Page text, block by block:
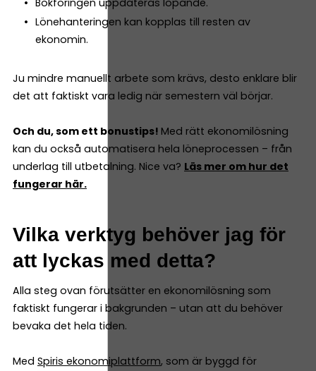
Lönehanteringen kan kopplas till resten av
ekonomin.
Ju mindre manuellt arbete som krävs, desto enklare blir
det att faktiskt vara ledig när semestern väl börjar.
Och du, som ett bonustips! Med rätt ekonomilösning
kan du också automatisera hela löneprocessen – från
underlag till utbetalning. Nice va? Läs mer om hur det
fungerar här.
Vilka verktyg behöver jag för
att lyckas med detta?
Alla steg ovan förutsätter en ekonomilösning som
faktiskt fungerar i bakgrunden – utan att du behöver
bevaka det hela tiden.
Med Spiris ekonomiplattform, som är byggd för